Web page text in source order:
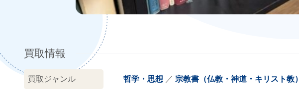
買取情報
買取ジャンル 哲学・思想 宗教書（仏教・神道・キリスト教）